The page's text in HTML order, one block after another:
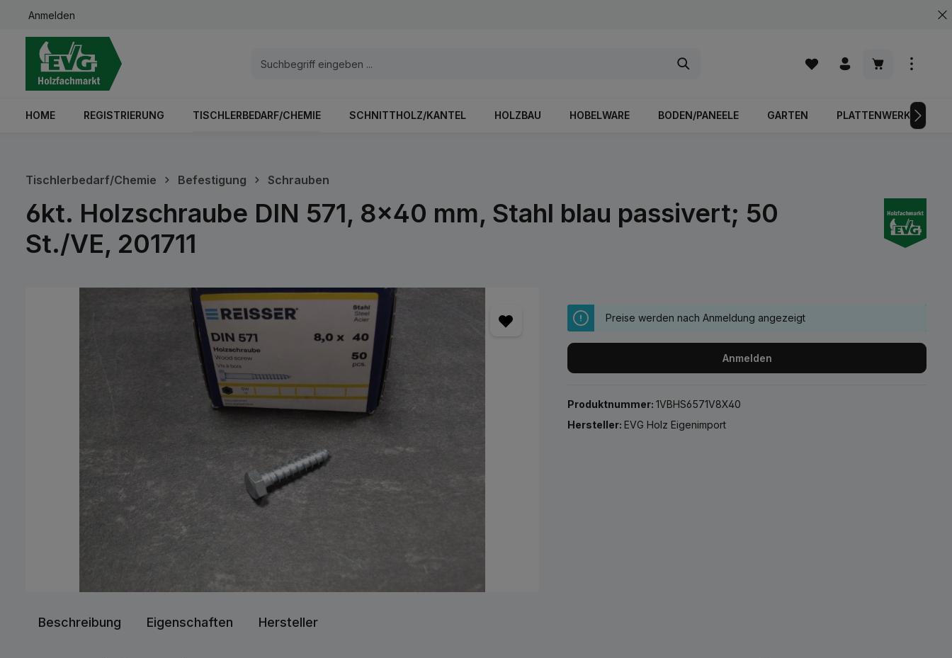
Zur Hauptnavigation springen
Anmelden
Warenkorb
HOME REGISTRIERUNG TISCHLERBEDARF/CHEMIE SCHNITTHOLZ/KANTEL HOLZBAU HOBELWARE BODEN/PANEELE GARTEN PLATTENWERKSTOFFE
Tischlerbedarf/Chemie Befestigung Schrauben
6kt. Holzschraube DIN 571, 8x40 mm, Stahl blau passivert; 50
St./VE, 201711
Preise werden nach Anmeldung angezeigt
Anmelden
Produktnummer:1VBHS6571V8X40
Hersteller:EVG Holz Eigenimport
Beschreibung Eigenschaften Hersteller